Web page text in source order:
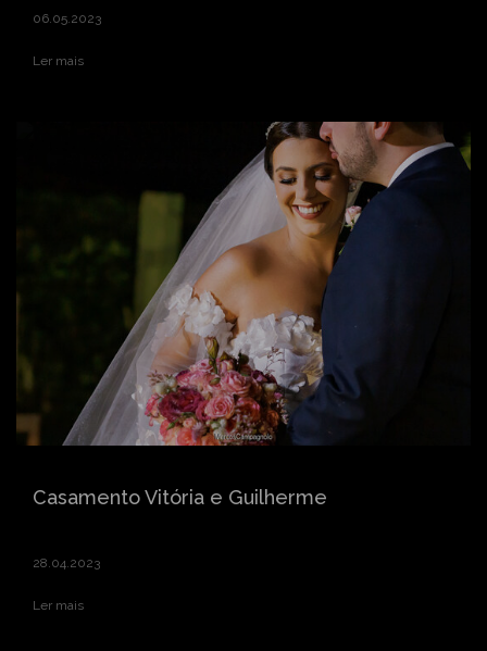
06.05.2023
Ler mais
Casamento Vitória e Guilherme
28.04.2023
Ler mais